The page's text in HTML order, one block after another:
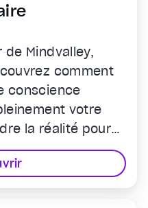
de Mindvalley,
comment
conscience
votre
la réalité pour